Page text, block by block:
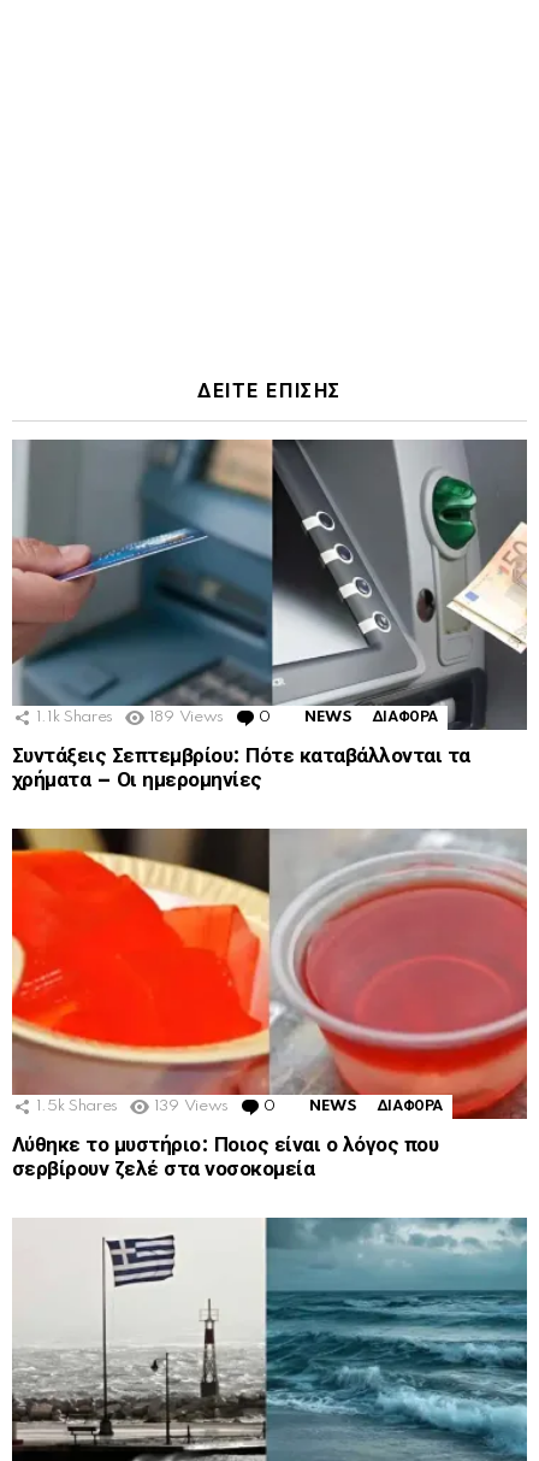
ΔΕΙΤΕ ΕΠΙΣΗΣ
1.1k Shares 189 Views 0 Comments
NEWS ΔΙΑΦΟΡΑ
Συντάξεις Σεπτεμβρίου: Πότε καταβάλλονται τα
χρήματα – Οι ημερομηνίες
1.5k Shares 139 Views 0 Comments
NEWS ΔΙΑΦΟΡΑ
Λύθηκε το μυστήριο: Ποιος είναι ο λόγος που
σερβίρουν ζελέ στα νοσοκομεία